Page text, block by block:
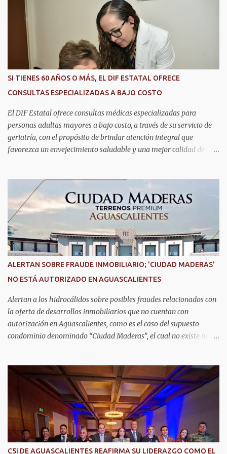
SI TIENES 60 AÑOS O MÁS, EL DIF ESTATAL OFRECE
CONSULTAS ESPECIALIZADAS A BAJO COSTO
El DIF Estatal ofrece consultas médicas especializadas para
personas adultas mayores a bajo costo, a través de su servicio de
geriatría, con el propósito de brindar atención integral que
favorezca un envejecimiento saludable y una mejor calidad de
fundamentalmente en la prevención, el diagnóstico y tratamiento
de las enfermedades más comunes en las personas mayores de 60
años, como diabetes, hipertensión, deterioro cognitivo y
alzhéimer, entre otros padecimientos. "Nuestros adultos mayores
son el corazón de muchas familias y merecen todo nuestro respeto,
cuidado y reconocimiento; por eso, en el DIF Estatal impulsamos
servicios que les ayuden a cuidar su salud y a vivir esta etapa con
la atención y el acompañamiento que necesitan", señaló la
presidenta del DIF Estatal. Para acceder al servicio, las y los
interesados deben acudir a la Dirección de Servi...
ALERTAN SOBRE FRAUDE INMOBILIARIO; 'CIUDAD MADERAS'
NO ESTÁ AUTORIZADO EN AGUASCALIENTES
Alertan a los hidrocálidos sobre posibles fraudes relacionados con
la oferta de desarrollos inmobiliarios que no cuentan con
autorización en Aguascalientes, como es el caso del supuesto
condominio denominado “Ciudad Maderas”, el cual no existe ni
Municipal. Explicó que dicho desarrollo corresponde a otro
estado, específicamente Jalisco, por lo que la promoción de
“terrenos en Aguascalientes” bajo ese nombre distorsiona la
información y puede inducir a error a las personas interesadas en
adquirir un inmueble. "Hay unos anuncios que anuncian
desarrollos que como Ciudad Maderas, ese desarrollo no está
autorizado ni existe en Aguascalientes, es en Jalisco, entonces luego
C5i DE AGUASCALIENTES REAFIRMA SU LIDERAZGO COMO EL